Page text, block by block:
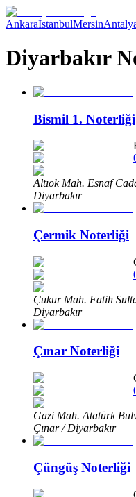
AnkaraİstanbulMersin
Diyarbakır
Bismil 1. Noterliği
Altıok Mah. Esnaf
Diyarbakır
Çermik Noterliği
Çukur Mah. Fatih
Diyarbakır
Çınar Noterliği
Gazi Mah. Atatürk
Çınar / Diyarbakır
Çüngüş Noterliği